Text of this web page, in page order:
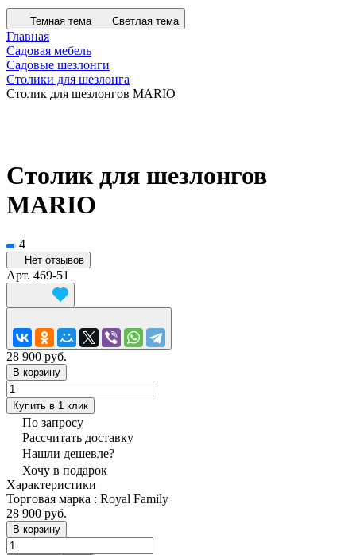
Темная тема Светлая тема
Главная
Садовая мебель
Садовые шезлонги
Столики для шезлонга
Столик для шезлонгов MARIO
Столик для шезлонгов
MARIO
4
Нет отзывов
Арт. 469-51
28 900 руб.
В корзину
Купить в 1 клик
По запросу
Рассчитать доставку
Нашли дешевле?
Хочу в подарок
Характеристики
Торговая марка : Royal Family
28 900 руб.
В корзину